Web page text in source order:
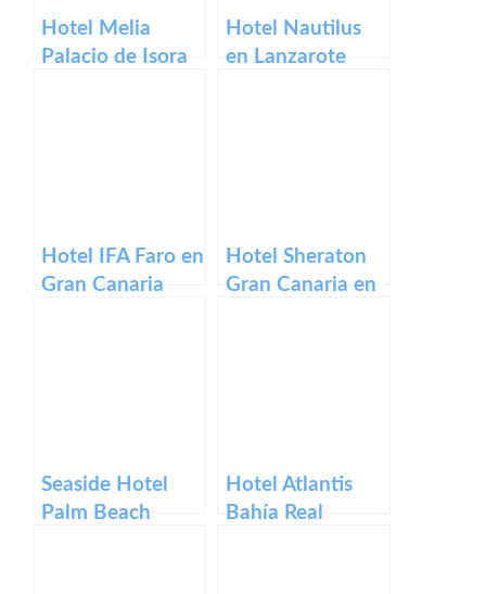
Hotel Melia
Palacio de Isora
Hotel Nautilus
en Lanzarote
Hotel IFA Faro en
Gran Canaria
Hotel Sheraton
Gran Canaria en
Seaside Hotel
Palm Beach
Hotel Atlantis
Bahía Real